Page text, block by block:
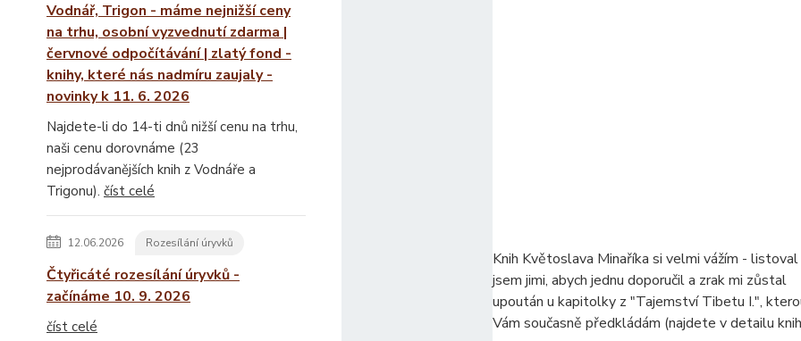
Vodnář, Trigon - máme nejnižší ceny
na trhu, osobní vyzvednutí zdarma |
červnové odpočítávání | zlatý fond -
knihy, které nás nadmíru zaujaly -
novinky k 11. 6. 2026
Najdete-li do 14-ti dnů nižší cenu na trhu,
naši cenu dorovnáme (23
nejprodávanějších knih z Vodnáře a
Trigonu). číst celé
12.06.2026 Rozesílání úryvků
Čtyřicáté rozesílání úryvků -
začínáme 10. 9. 2026
číst celé
Knih Květoslava Minaříka si velmi vážím - listoval
jsem jimi, abych jednu doporučil a zrak mi zůstal
upoután u kapitolky z "Tajemství Tibetu I.",
Vám současně předkládám (najdete v detailu